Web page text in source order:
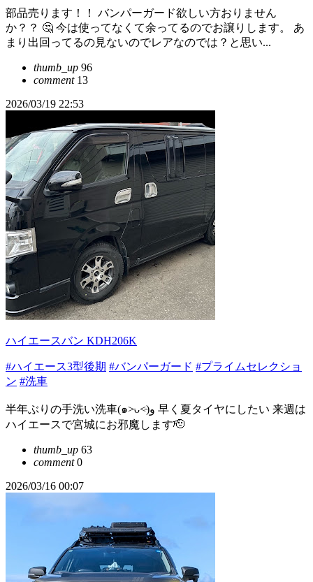
部品売ります！！ バンパーガード欲しい方おりません
か？？ 🤔 今は使ってなくて余ってるのでお譲りします。 あ
まり出回ってるの見ないのでレアなのでは？と思い...
thumb_up 96
comment13
2026/03/19 22:53
ハイエースバン KDH206K
#ハイエース3型後期 #バンパーガード #プライムセレクショ
ン #洗車
半年ぶりの手洗い洗車(๑˃̵ᴗ˂̵)و 早く夏タイヤにしたい 来週は
ハイエースで宮城にお邪魔します🫡
thumb_up 63
comment0
2026/03/16 00:07